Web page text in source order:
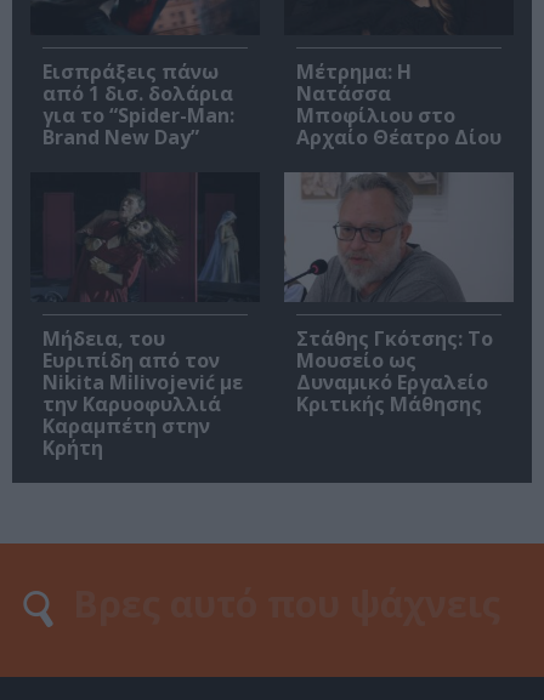
Εισπράξεις πάνω
από 1 δισ. δολάρια
για το “Spider-Man:
Brand New Day”
Μέτρημα: Η
Νατάσσα
Μποφίλιου στο
Αρχαίο Θέατρο Δίου
Μήδεια, του
Ευριπίδη από τον
Nikita Milivojević με
την Καρυοφυλλιά
Καραμπέτη στην
Κρήτη
Στάθης Γκότσης: Το
Μουσείο ως
Δυναμικό Εργαλείο
Κριτικής Μάθησης